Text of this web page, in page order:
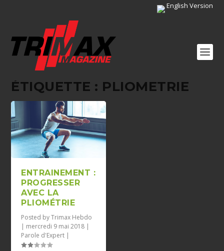
English Version
ÉTIQUETTE : PLIOMETRIE
ENTRAINEMENT :
PROGRESSER
AVEC LA
PLIOMÉTRIE
Posted byTrimax Hebdo
| mercredi 9 mai 2018 |
Parole d'Expert |